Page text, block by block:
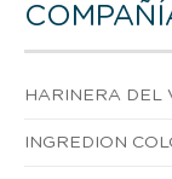
HARINERA DEL
INGREDION